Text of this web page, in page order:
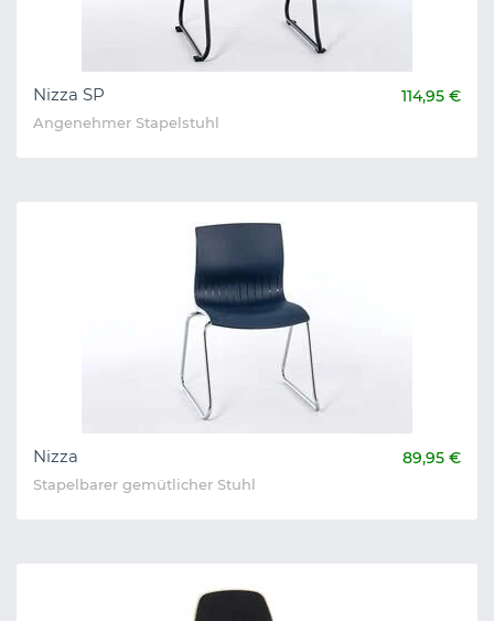
Nizza SP 114,95 €
Angenehmer Stapelstuhl
Nizza 89,95 €
Stapelbarer gemütlicher Stuhl